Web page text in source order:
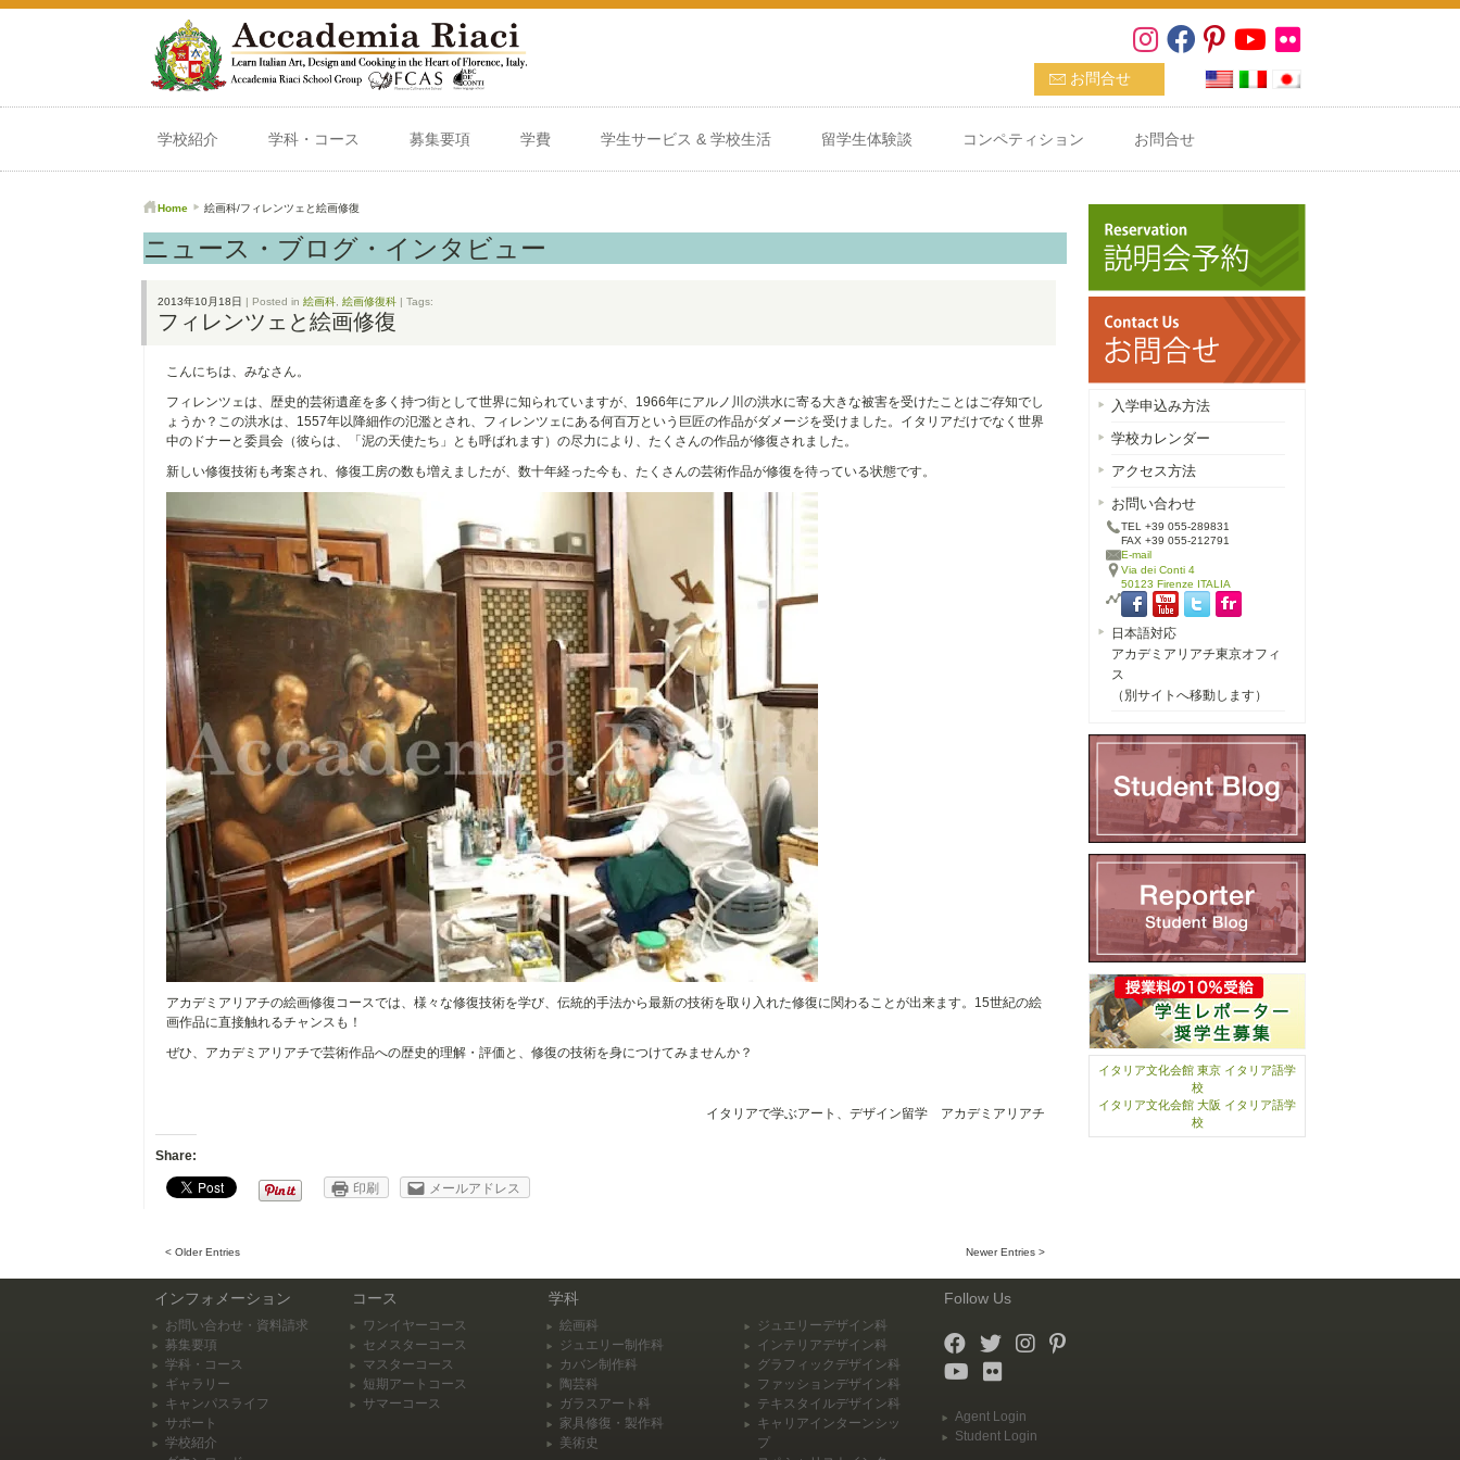
お問合せ
学校紹介 学科・コース 募集要項 学費 学生サービス & 学校生活 留学生体験談 コンペティション お問合せ
Home 絵画科/フィレンツェと絵画修復
ニュース・ブログ・インタビュー
2013年10月18日 | Posted in 絵画科 絵画修復科 | Tags:
フィレンツェと絵画修復
こんにちは、みなさん。
フィレンツェは、歴史的芸術遺産を多く持つ街として世界に知られていますが、1966年にアルノ川の洪水に寄る大きな被害を受けたことはご存知でし
ょうか？この洪水は、1557年以降細作の氾濫とされ、フィレンツェにある何百万という巨匠の作品がダメージを受けました。イタリアだけでなく世界
中のドナーと委員会（彼らは、「泥の天使たち」とも呼ばれます）の尽力により、たくさんの作品が修復されました。
新しい修復技術も考案され、修復工房の数も増えましたが、数十年経った今も、たくさんの芸術作品が修復を待っている状態です。
アカデミアリアチの絵画修復コースでは、様々な修復技術を学び、伝統的手法から最新の技術を取り入れた修復に関わることが出来ます。15世紀の絵
画作品に直接触れるチャンスも！
ぜひ、アカデミアリアチで芸術作品への歴史的理解・評価と、修復の技術を身につけてみませんか？
イタリアで学ぶアート、デザイン留学 アカデミアリアチ
Share:
印刷 メールアドレス
< Older Entries Newer Entries >
入学申込み方法
学校カレンダー
アクセス方法
お問い合わせ
TEL +39 055-289831
FAX +39 055-212791
E-mail
Via dei Conti 4
50123 Firenze ITALIA
日本語対応
アカデミアリアチ東京オフィ
ス
（別サイトへ移動します）
イタリア文化会館 東京 イタリア語学
校
イタリア文化会館 大阪 イタリア語学
校
インフォメーション
お問い合わせ・資料請求
募集要項
学科・コース
ギャラリー
キャンパスライフ
サポート
学校紹介
コース
ワンイヤーコース
セメスターコース
マスターコース
短期アートコース
サマーコース
学科
絵画科
ジュエリー制作科
カバン制作科
陶芸科
ガラスアート科
家具修復・製作科
美術史
ジュエリーデザイン科
インテリアデザイン科
グラフィックデザイン科
ファッションデザイン科
テキスタイルデザイン科
キャリアインターンシッ
プ
Follow Us
Agent Login
Student Login